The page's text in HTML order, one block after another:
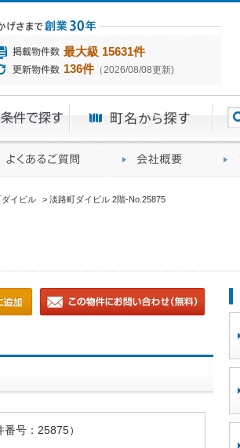
最大級 15631件
136件（2026/08/08更新)
イビル 淡路町ダイビル 2階-No.25875
号：25875）